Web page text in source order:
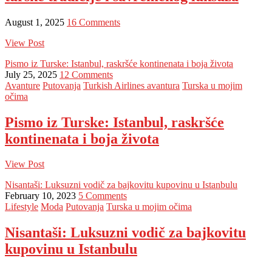
August 1, 2025 16 Comments
View Post
Pismo iz Turske: Istanbul, raskršće kontinenata i boja života
July 25, 2025 12 Comments
Avanture Putovanja Turkish Airlines avantura Turska u mojim
očima
Pismo iz Turske: Istanbul, raskršće
kontinenata i boja života
View Post
Nisantaši: Luksuzni vodič za bajkovitu kupovinu u Istanbulu
February 10, 2023 5 Comments
Lifestyle Moda Putovanja Turska u mojim očima
Nisantaši: Luksuzni vodič za bajkovitu
kupovinu u Istanbulu